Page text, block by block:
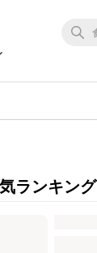
ランキング